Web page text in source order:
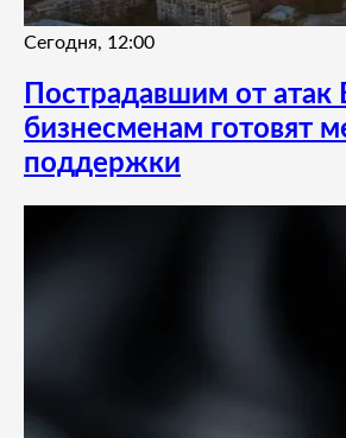
Сегодня, 12:00
Пострадавшим от
бизнесменам готовят
поддержки